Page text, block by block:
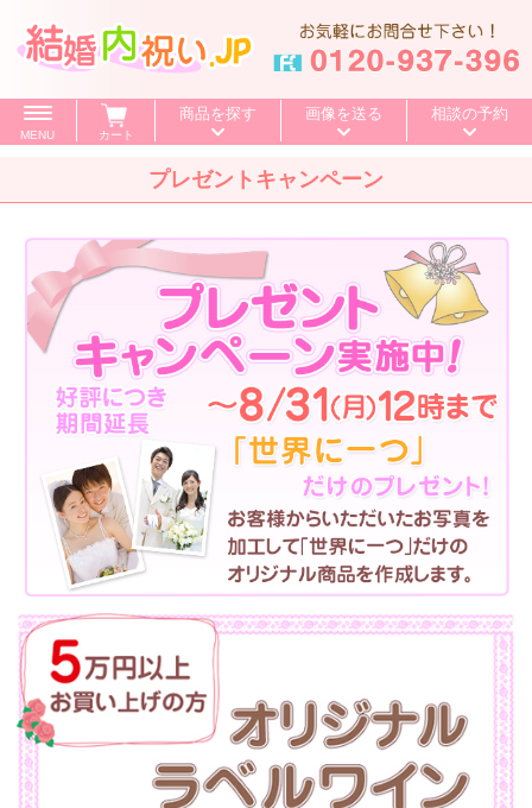
MENU カート
商品を探す
～500円 ～1,000円
～2,000円 ～3,000円 ～4,000円
～5,000円 ～10,000円 10,001円～
BOXセット
特選ギフト
カタログギフト
送料無料
お値引き
タオル
食品
その他
画像を送る 相談の予約
プレゼントキャンペーン